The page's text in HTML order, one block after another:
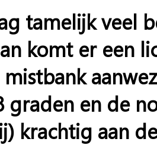
tamelijk veel
komt er een
mistbank
graden en de
krachtig aan